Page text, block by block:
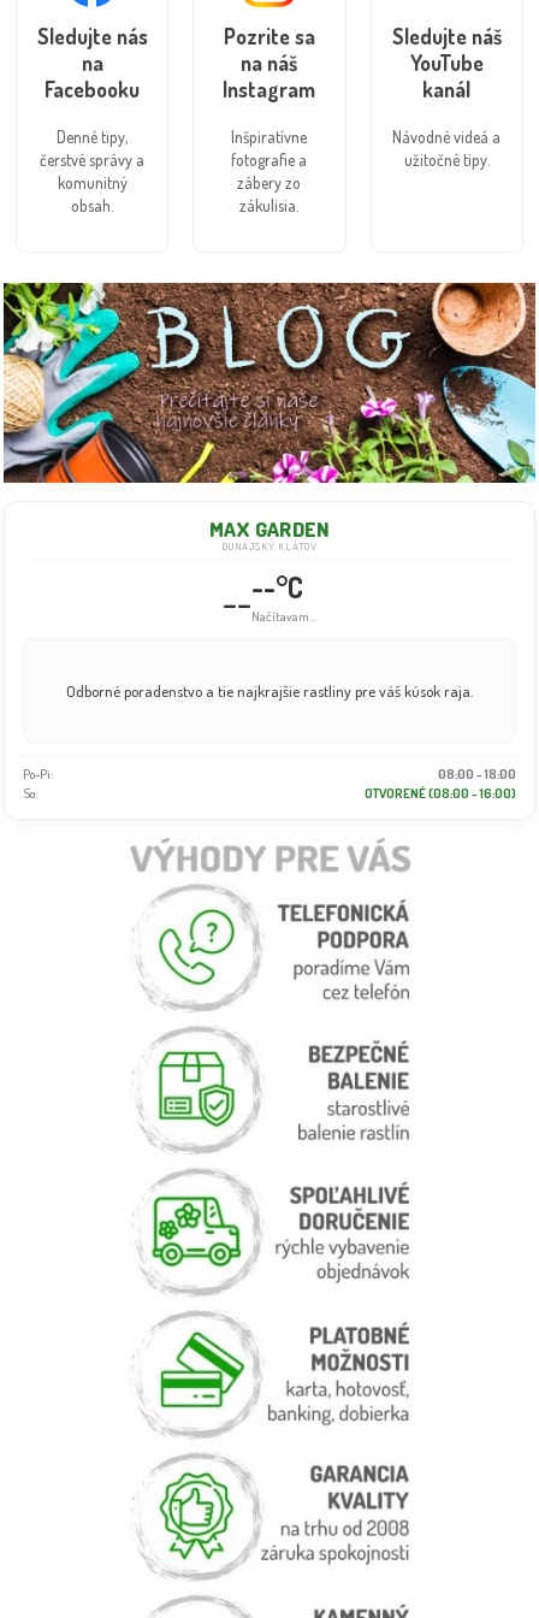
MAX GARDEN
DUNAJSKÝ KLÁTOV
----°C
Načítavam...
Odborné poradenstvo a tie najkrajšie rastliny pre váš kúsok raja.
Po-Pi:
08:00 - 18:00
So:
OTVORENÉ (08:00 - 16:00)
Sledujte nás
na
Facebooku
Denné tipy,
čerstvé správy a
komunitný
obsah.
Pozrite sa
na náš
Instagram
Inšpiratívne
fotografie a
zábery zo
zákulisia.
Sledujte náš
YouTube
kanál
Návodné videá a
užitočné tipy.